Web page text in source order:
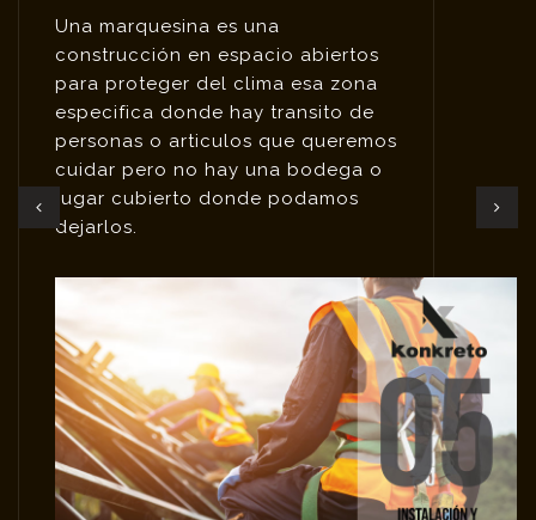
Una marquesina es una
construcción en espacio abiertos
para proteger del clima esa zona
especifica donde hay transito de
personas o articulos que queremos
cuidar pero no hay una bodega o
lugar cubierto donde podamos
dejarlos.